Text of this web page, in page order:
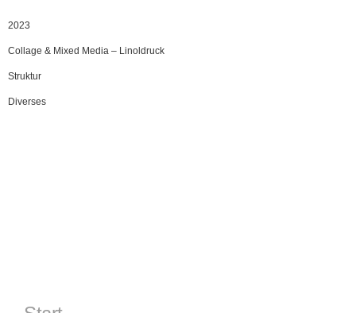
2023
Collage & Mixed Media – Linoldruck
Struktur
Diverses